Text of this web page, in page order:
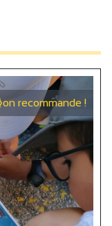
on recommande !